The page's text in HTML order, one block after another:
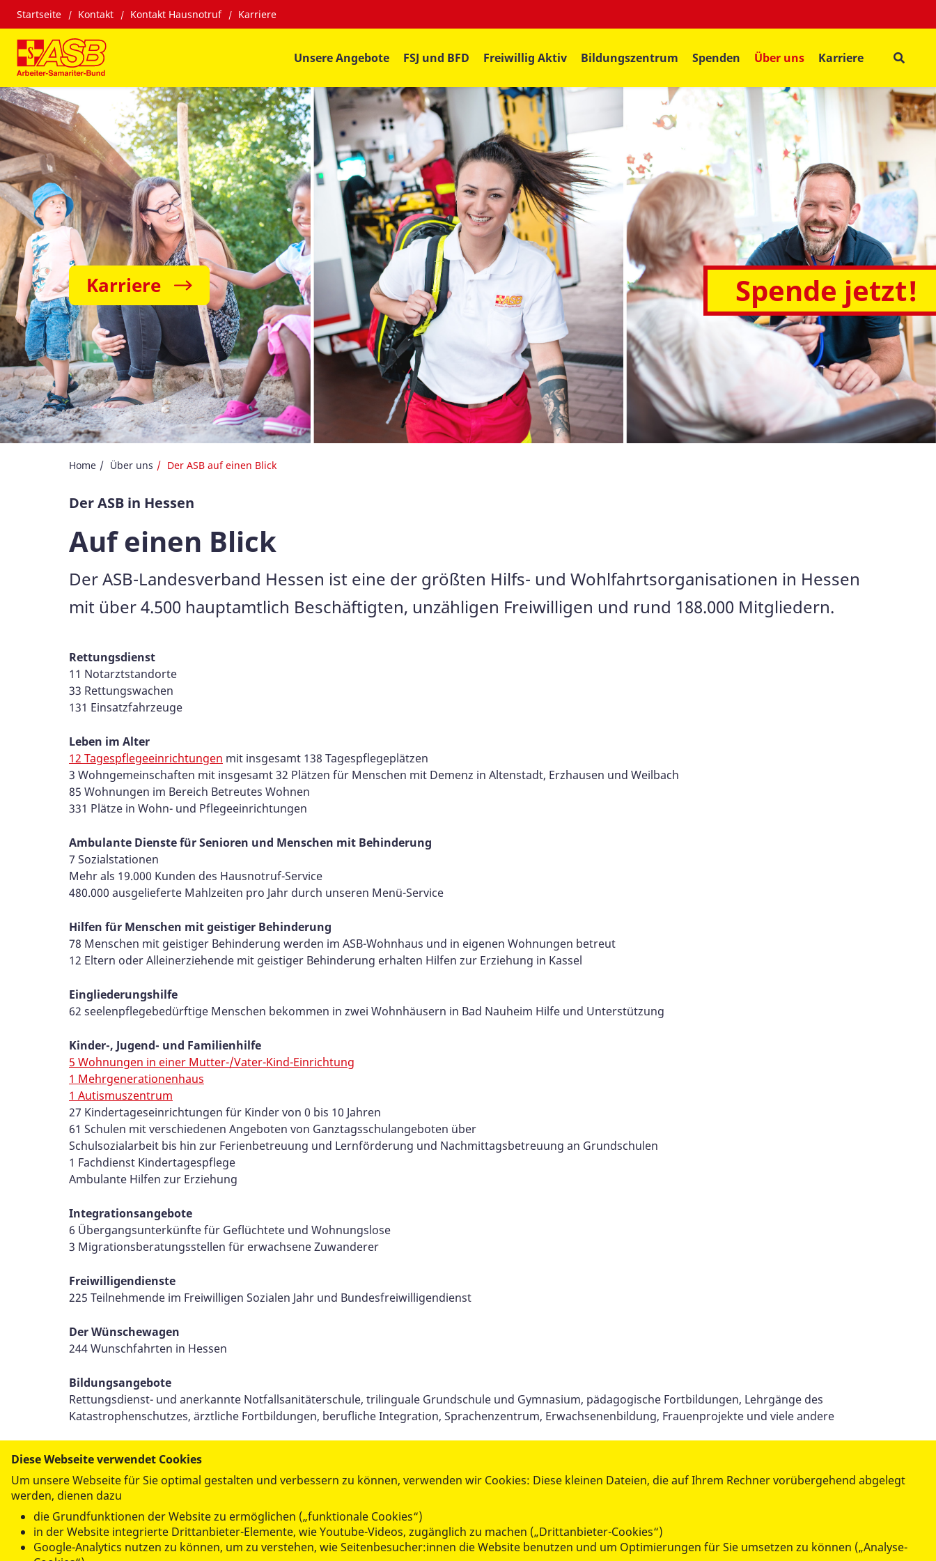
Startseite Kontakt Kontakt Hausnotruf Karriere
Unsere Angebote FSJ und BFD Freiwillig Aktiv Bildungszentrum Spenden Über uns Karriere
Spende jetzt!
Karriere
Home Über uns Der ASB auf einen Blick
Der ASB in Hessen
Auf einen Blick
Der ASB-Landesverband Hessen ist eine der größten Hilfs- und Wohlfahrtsorganisationen in Hessen
mit über 4.500 hauptamtlich Beschäftigten, unzähligen Freiwilligen und rund 188.000 Mitgliedern.
Rettungsdienst
11 Notarztstandorte
33 Rettungswachen
131 Einsatzfahrzeuge
Leben im Alter
12 Tagespflegeeinrichtungen mit insgesamt 138 Tagespflegeplätzen
3 Wohngemeinschaften mit insgesamt 32 Plätzen für Menschen mit Demenz in Altenstadt, Erzhausen und Weilbach
85 Wohnungen im Bereich Betreutes Wohnen
331 Plätze in Wohn- und Pflegeeinrichtungen
Ambulante Dienste für Senioren und Menschen mit Behinderung
7 Sozialstationen
Mehr als 19.000 Kunden des Hausnotruf-Service
480.000 ausgelieferte Mahlzeiten pro Jahr durch unseren Menü-Service
Hilfen für Menschen mit geistiger Behinderung
78 Menschen mit geistiger Behinderung werden im ASB-Wohnhaus und in eigenen Wohnungen betreut
12 Eltern oder Alleinerziehende mit geistiger Behinderung erhalten Hilfen zur Erziehung in Kassel
Eingliederungshilfe
62 seelenpflegebedürftige Menschen bekommen in zwei Wohnhäusern in Bad Nauheim Hilfe und Unterstützung
Kinder-, Jugend- und Familienhilfe
5 Wohnungen in einer Mutter-/Vater-Kind-Einrichtung
1 Mehrgenerationenhaus
1 Autismuszentrum
27 Kindertageseinrichtungen für Kinder von 0 bis 10 Jahren
61 Schulen mit verschiedenen Angeboten von Ganztagsschulangeboten über
Schulsozialarbeit bis hin zur Ferienbetreuung und Lernförderung und Nachmittagsbetreuung an Grundschulen
1 Fachdienst Kindertagespflege
Ambulante Hilfen zur Erziehung
Integrationsangebote
6 Übergangsunterkünfte für Geflüchtete und Wohnungslose
3 Migrationsberatungsstellen für erwachsene Zuwanderer
Freiwilligendienste
225 Teilnehmende im Freiwilligen Sozialen Jahr und Bundesfreiwilligendienst
Der Wünschewagen
244 Wunschfahrten in Hessen
Bildungsangebote
Rettungsdienst- und anerkannte Notfallsanitäterschule, trilinguale Grundschule und Gymnasium, pädagogische Fortbildungen, Lehrgänge des
Katastrophenschutzes, ärztliche Fortbildungen, berufliche Integration, Sprachenzentrum, Erwachsenenbildung, Frauenprojekte und viele andere
Per E-Mail
versenden
datenschutzkonform mitShariff
Diese Webseite verwendet Cookies
Um unsere Webseite für Sie optimal gestalten und verbessern zu können, verwenden wir Cookies: Diese kleinen Dateien, die auf Ihrem Rechner vorübergehend abgelegt
werden, dienen dazu
die Grundfunktionen der Website zu ermöglichen („funktionale Cookies“)
in der Website integrierte Drittanbieter-Elemente, wie Youtube-Videos, zugänglich zu machen („Drittanbieter-Cookies“)
Google-Analytics nutzen zu können, um zu verstehen, wie Seitenbesucher:innen die Website benutzen und um Optimierungen für Sie umsetzen zu können („Analyse-